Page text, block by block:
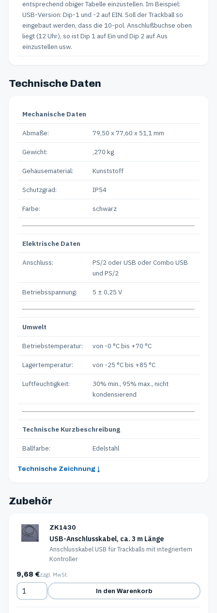
entsprechend obiger Tabelle einzustellen. Im Beispiel:
USB-Version: Dip-1 und -2 auf EIN. Soll der Trackball so
eingebaut werden, dass die 10-pol. Anschlußbuchse oben
liegt (12 Uhr), so ist Dip 1 auf Ein und Dip 2 auf Aus
einzustellen usw.
Technische Daten
Mechanische Daten
Abmaße: 79,50 x 77,60 x 51,1 mm
Gewicht: ,270 kg
Gehäusematerial: Kunststoff
Schutzgrad: IP54
Farbe: schwarz
Elektrische Daten
Anschluss:
PS/2 oder USB oder Combo USB
und PS/2
Betriebsspannung: 5 ± 0,25 V
Umwelt
Betriebstemperatur: von -0 °C bis +70 °C
Lagertemperatur: von -25 °C bis +85 °C
Luftfeuchtigkeit:
30% min., 95% max., nicht
kondensierend
Technische Kurzbeschreibung
Ballfarbe: Edelstahl
Technische Zeichnung ↓
Zubehör
ZK1430
USB-Anschlusskabel, ca. 3 m Länge
Anschlusskabel USB für Trackballs mit integriertem
Kontroller
9,68 €zzgl. MwSt.
In den Warenkorb